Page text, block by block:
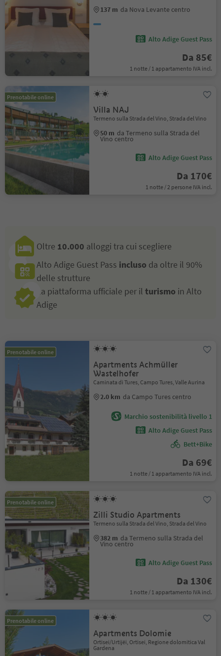
137 m da Nova Levante centro
Alto Adige Guest Pass
Da 85€
1 notte / 1 appartamento IVA incl.
Prenotabile online
Villa NAJ
Termeno sulla Strada del Vino, Strada del Vino
50 m da Termeno sulla Strada del
Vino centro
Alto Adige Guest Pass
Da 170€
1 notte / 2 persone IVA incl.
Oltre 10.000 alloggi tra cui scegliere
Alto Adige Guest Pass incluso da oltre il 90%
delle strutture
La piattaforma ufficiale per il turismo in Alto
Adige
Prenotabile online
Apartments Achmüller
Wastelhofer
Caminata di Tures, Campo Tures, Valle Aurina
2.0 km da Campo Tures centro
Marchio sostenibilità livello 1
Alto Adige Guest Pass
Bett+Bike
Da 69€
1 notte / 1 appartamento IVA incl.
Prenotabile online
Zilli Studio Apartments
Termeno sulla Strada del Vino, Strada del Vino
382 m da Termeno sulla Strada del
Vino centro
Alto Adige Guest Pass
Da 130€
1 notte / 1 appartamento IVA incl.
Prenotabile online
Apartments Dolomie
Ortisei/Urtijëi, Ortisei, Regione dolomitica Val
Gardena